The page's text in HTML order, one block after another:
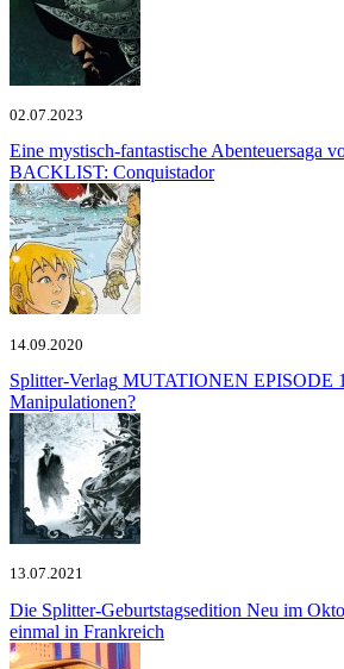
02.07.2023
Eine mystisch-fantastische Abenteuersaga
BACKLIST: Conquistador
14.09.2020
Splitter-Verlag MUTATIONEN EPISODE
Manipulationen?
13.07.2021
Die Splitter-Geburtstagsedition Neu im
einmal in Frankreich